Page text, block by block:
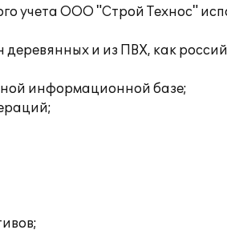
учета ООО "Строй Технос"
и из ПВХ, как
информационной базе;